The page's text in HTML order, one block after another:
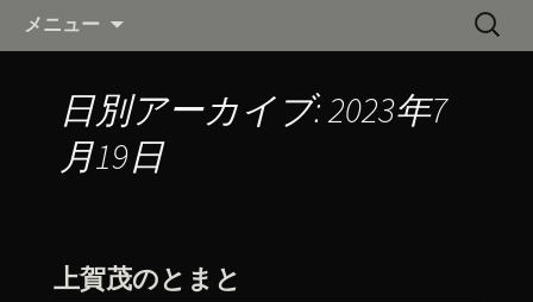
メニュー
検
日別アーカイブ: 2023年7
月19日
上賀茂のとまと